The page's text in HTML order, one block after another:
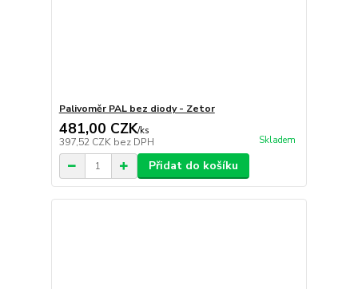
Palivoměr PAL bez diody - Zetor
481,00 CZK/ks
397,52 CZK bez DPH Skladem
Přidat do košíku